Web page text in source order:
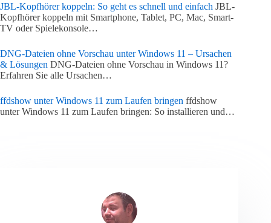
JBL-Kopfhörer koppeln: So geht es schnell und einfach JBL-
Kopfhörer koppeln mit Smartphone, Tablet, PC, Mac, Smart-
TV oder Spielekonsole…
DNG-Dateien ohne Vorschau unter Windows 11 – Ursachen
& Lösungen DNG-Dateien ohne Vorschau in Windows 11?
Erfahren Sie alle Ursachen…
ffdshow unter Windows 11 zum Laufen bringen ffdshow
unter Windows 11 zum Laufen bringen: So installieren und…